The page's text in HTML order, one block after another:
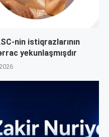
nin istiqrazlarının
yekunlaşmışdır